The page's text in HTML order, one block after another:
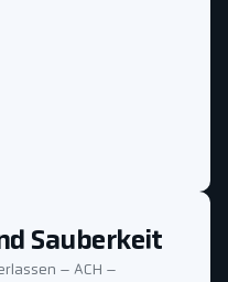
Sauberkeit
– ACH –